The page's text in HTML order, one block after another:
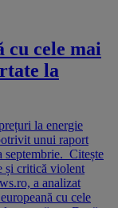
cu cele mai
la
la energie
unui raport
septembrie. Citește
și critică violent
a analizat
cu cele